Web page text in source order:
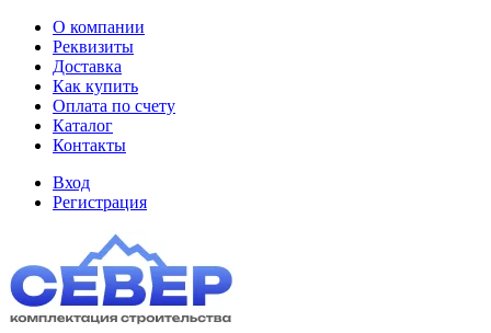
О компании
Реквизиты
Доставка
Как купить
Оплата по счету
Каталог
Контакты
Вход
Регистрация